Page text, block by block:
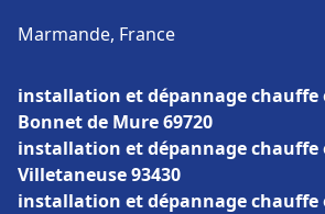
Marmande, France
installation et dépannage chauffe
Bonnet de Mure 69720
installation et dépannage chauffe
Villetaneuse 93430
installation et dépannage chauffe